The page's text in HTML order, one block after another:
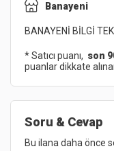
Banayeni
BANAYENİ BİLGİ
* Satıcı puanı, son
puanlar dikkate
Soru & Cevap
Bu ilana daha önce